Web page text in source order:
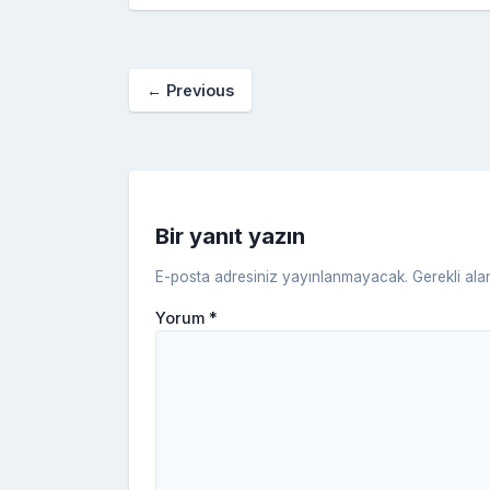
b
o
← Previous
Bir yanıt yazın
E-posta adresiniz yayınlanmayacak. Gerekli
Yorum *